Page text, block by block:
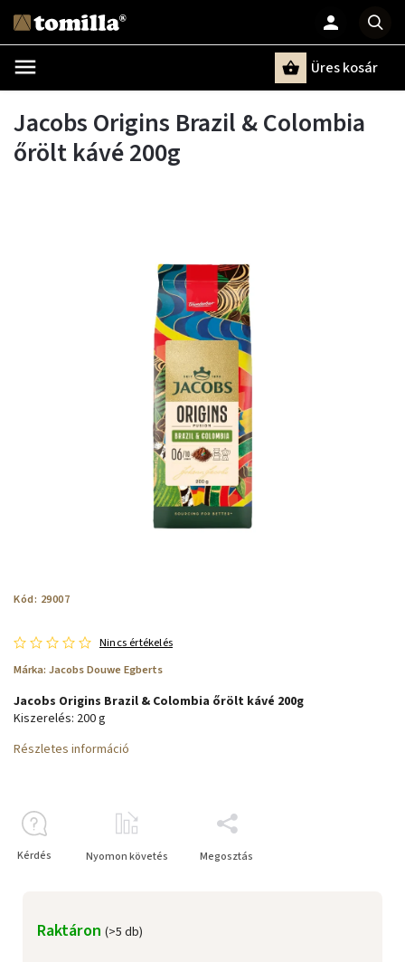
Üres kosár
Jacobs Origins Brazil & Colombia
őrölt kávé 200g
Kód: 29007
Nincs értékelés
Márka: Jacobs Douwe Egberts
Raktáron (>5 db)
Jacobs Origins Brazil & Colombia őrölt kávé 200g
Kiszerelés: 200 g
Részletes információ
Kérdés Nyomon követés Megosztás